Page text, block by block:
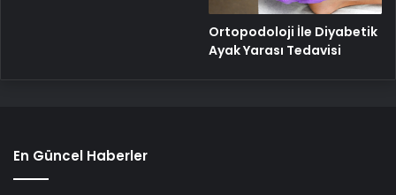
Ortopodoloji İle Diyabetik
Ayak Yarası Tedavisi
En Güncel Haberler